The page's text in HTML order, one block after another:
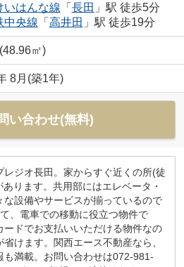
いはんな線 「 長田 」駅 徒歩5分
中央線 「 高井田 」駅 徒歩19分
㎡)
8月(築1年)
い合わせ(無料)
ジオ長田。家からすぐ近くの所(徒
ります。共用部にはエレベータ・
な設備やサービスが揃っているので
、電車での移動に役立つ物件で
ドでお支払いいただける物件なの
けます。関西エース不動産なら、
も満載。お問い合わせは072-981-